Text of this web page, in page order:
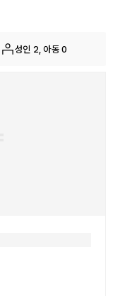
성인 2, 아동 0